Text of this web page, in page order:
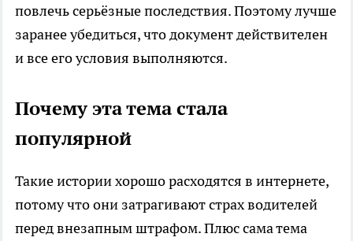
повлечь серьёзные последствия. Поэтому лучше
заранее убедиться, что документ действителен
и все его условия выполняются.
Почему эта тема стала
популярной
Такие истории хорошо расходятся в интернете,
потому что они затрагивают страх водителей
перед внезапным штрафом. Плюс сама тема